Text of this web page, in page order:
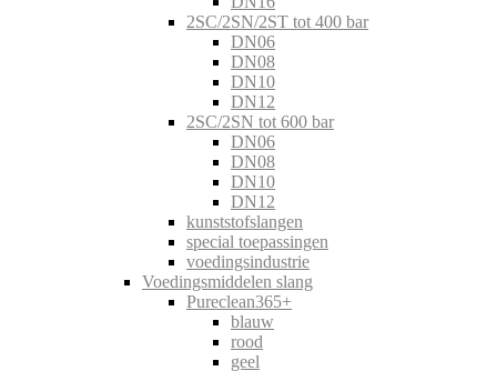
2SC/2SN/2ST tot 400 bar
DN06
DN08
DN10
DN12
2SC/2SN tot 600 bar
DN06
DN08
DN10
DN12
kunststofslangen
special toepassingen
voedingsindustrie
Voedingsmiddelen slang
Pureclean365+
blauw
rood
geel